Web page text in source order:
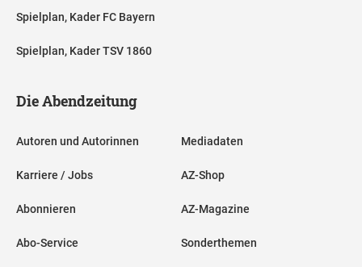
Spielplan, Kader FC Bayern
Spielplan, Kader TSV 1860
Die Abendzeitung
Autoren und Autorinnen
Karriere / Jobs
Abonnieren
Abo-Service
Mediadaten
AZ-Shop
AZ-Magazine
Sonderthemen